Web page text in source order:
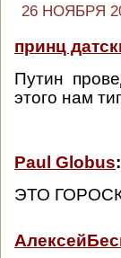
26 НОЯБРЯ
принц
Путин
этого нам
Paul Globus:
ЭТО